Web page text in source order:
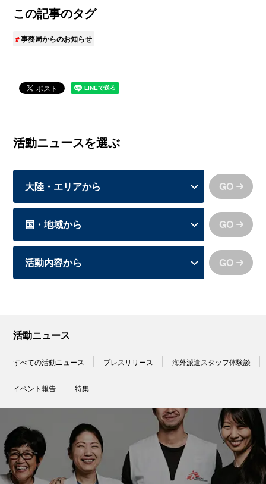
この記事のタグ
事務局からのお知らせ
活動ニュースを選ぶ
GO
GO
GO
活動ニュース
すべての活動ニュース プレスリリース 海外派遣スタッフ体験談
イベント報告 特集